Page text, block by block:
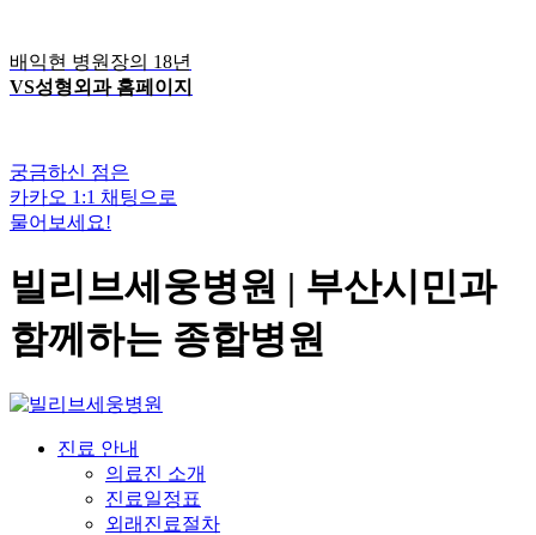
배익현 병원장의 18년
VS성형외과 홈페이지
궁금하신 점은
카카오 1:1 채팅으로
물어보세요!
빌리브세웅병원 | 부산시민과
함께하는 종합병원
진료 안내
의료진 소개
진료일정표
외래진료절차